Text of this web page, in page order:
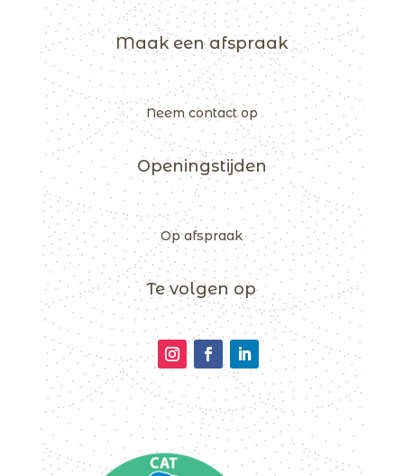
Maak een afspraak
Neem contact op
Openingstijden
Op afspraak
Te volgen op